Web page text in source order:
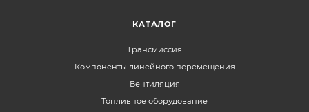
КАТАЛОГ
Трансмиссия
Компоненты линейного перемещения
Вентиляция
Топливное оборудование